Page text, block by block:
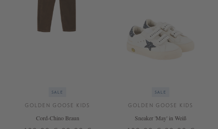
SALE
GOLDEN GOOSE KIDS
Cord-Chino Braun
SALE
GOLDEN GOOSE KIDS
Sneaker 'May' in Weiß